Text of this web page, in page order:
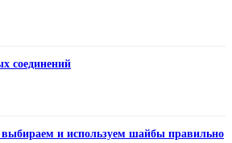
соединений
и используем шайбы правильно